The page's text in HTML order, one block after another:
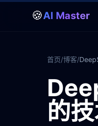
🍪AI Master
首页/博客/
的